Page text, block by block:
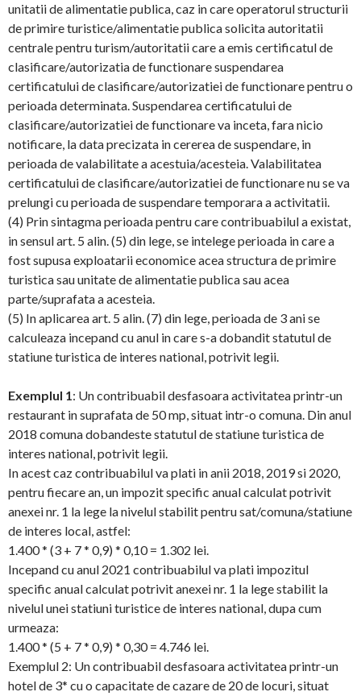
unitatii de alimentatie publica, caz in care operatorul structurii
de primire turistice/alimentatie publica solicita autoritatii
centrale pentru turism/autoritatii care a emis certificatul de
clasificare/autorizatia de functionare suspendarea
certificatului de clasificare/autorizatiei de functionare pentru o
perioada determinata. Suspendarea certificatului de
clasificare/autorizatiei de functionare va inceta, fara nicio
notificare, la data precizata in cererea de suspendare, in
perioada de valabilitate a acestuia/acesteia. Valabilitatea
certificatului de clasificare/autorizatiei de functionare nu se va
prelungi cu perioada de suspendare temporara a activitatii.
(4) Prin sintagma perioada pentru care contribuabilul a existat,
in sensul art. 5 alin. (5) din lege, se intelege perioada in care a
fost supusa exploatarii economice acea structura de primire
turistica sau unitate de alimentatie publica sau acea
parte/suprafata a acesteia.
(5) In aplicarea art. 5 alin. (7) din lege, perioada de 3 ani se
calculeaza incepand cu anul in care s-a dobandit statutul de
statiune turistica de interes national, potrivit legii.
Exemplul 1: Un contribuabil desfasoara activitatea printr-un
restaurant in suprafata de 50 mp, situat intr-o comuna. Din anul
2018 comuna dobandeste statutul de statiune turistica de
interes national, potrivit legii.
In acest caz contribuabilul va plati in anii 2018, 2019 si 2020,
pentru fiecare an, un impozit specific anual calculat potrivit
anexei nr. 1 la lege la nivelul stabilit pentru sat/comuna/statiune
de interes local, astfel:
1.400 * (3 + 7 * 0,9) * 0,10 = 1.302 lei.
Incepand cu anul 2021 contribuabilul va plati impozitul
specific anual calculat potrivit anexei nr. 1 la lege stabilit la
nivelul unei statiuni turistice de interes national, dupa cum
urmeaza:
1.400 * (5 + 7 * 0,9) * 0,30 = 4.746 lei.
Exemplul 2: Un contribuabil desfasoara activitatea printr-un
hotel de 3* cu o capacitate de cazare de 20 de locuri, situat